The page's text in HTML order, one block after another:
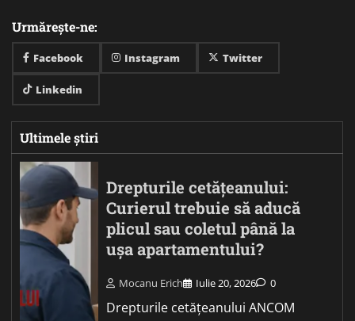
Urmărește-ne:
Facebook Instagram Twitter
Linkedin
Ultimele știri
Drepturile cetățeanului:
Curierul trebuie să aducă
plicul sau coletul până la
ușa apartamentului?
Mocanu Erich Iulie 20, 2026 0
Drepturile cetățeanului ANCOM